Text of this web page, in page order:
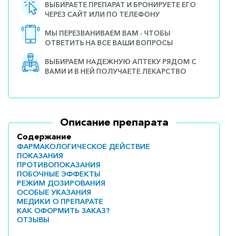
ВЫБИРАЕТЕ ПРЕПАРАТ И БРОНИРУЕТЕ ЕГО
ЧЕРЕЗ САЙТ ИЛИ ПО ТЕЛЕФОНУ
МЫ ПЕРЕЗВАНИВАЕМ ВАМ - ЧТОБЫ
ОТВЕТИТЬ НА ВСЕ ВАШИ ВОПРОСЫ
ВЫБИРАЕМ НАДЕЖНУЮ АПТЕКУ РЯДОМ С
ВАМИ И В НЕЙ ПОЛУЧАЕТЕ ЛЕКАРСТВО
Описание препарата
Содержание
ФАРМАКОЛОГИЧЕСКОЕ ДЕЙСТВИЕ
ПОКАЗАНИЯ
ПРОТИВОПОКАЗАНИЯ
ПОБОЧНЫЕ ЭФФЕКТЫ
РЕЖИМ ДОЗИРОВАНИЯ
ОСОБЫЕ УКАЗАНИЯ
МЕДИКИ О ПРЕПАРАТЕ
КАК ОФОРМИТЬ ЗАКАЗ?
ОТЗЫВЫ